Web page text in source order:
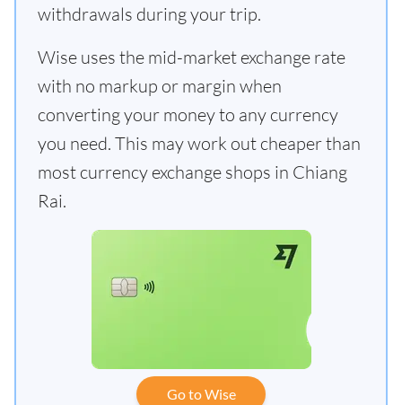
withdrawals during your trip.
Wise uses the mid-market exchange rate
with no markup or margin when
converting your money to any currency
you need. This may work out cheaper than
most currency exchange shops in Chiang
Rai.
Go to Wise